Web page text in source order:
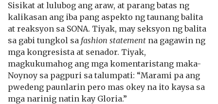
Sisikat at lulubog ang araw, at parang batas ng
kalikasan ang iba pang aspekto ng taunang balita
at reaksyon sa SONA. Tiyak, may seksyon ng balita
sa gabi tungkol sa fashion statement na gagawin ng
mga kongresista at senador. Tiyak,
magkukumahog ang mga komentaristang maka-
Noynoy sa pagpuri sa talumpati: “Marami pa ang
pwedeng paunlarin pero mas okey na ito kaysa sa
mga narinig natin kay Gloria.”